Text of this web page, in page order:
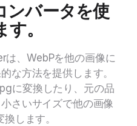
ンバータを使
。
、WebPを他の画像に
な方法を提供します。
に変換したり、元の品
さいサイズで他の画像
します。